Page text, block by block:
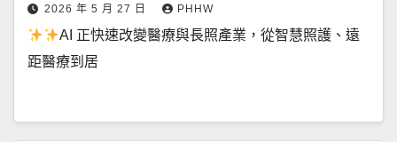
2026 年 5 月 27 日 PHHW
AI 正快速改變醫療與長照產業，從智慧照護、遠
距醫療到居